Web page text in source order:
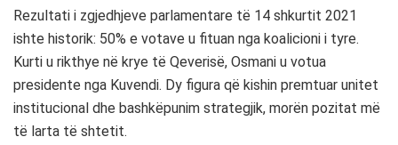
Rezultati i zgjedhjeve parlamentare të 14 shkurtit 2021
ishte historik: 50% e votave u fituan nga koalicioni i tyre.
Kurti u rikthye në krye të Qeverisë, Osmani u votua
presidente nga Kuvendi. Dy figura që kishin premtuar unitet
institucional dhe bashkëpunim strategjik, morën pozitat më
të larta të shtetit.